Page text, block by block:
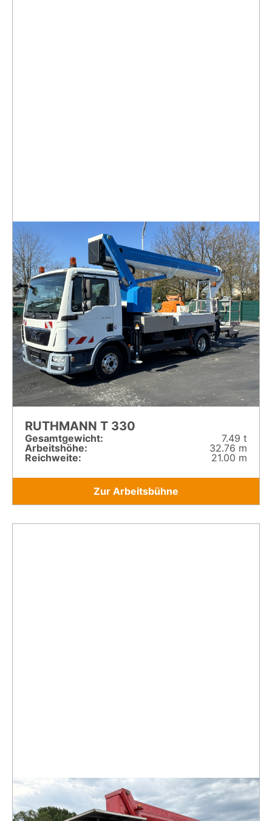
RUTHMANN T 330
Gesamt­gewicht:
7.49 t
Arbeitshöhe:
32.76 m
Reichweite:
21.00 m
Zur Arbeitsbühne